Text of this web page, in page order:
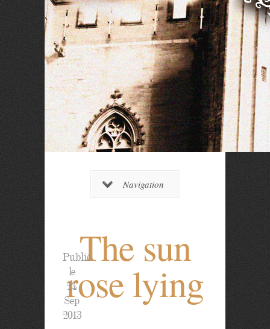
Navigation
The sun
rose lying
Publié
le
24
Sep
2013